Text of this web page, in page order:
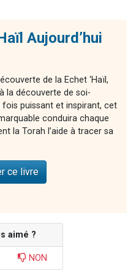
Aujourd’hui
de la Echet ‘Haïl,
la découverte de soi-
fois puissant et inspirant, cet
conduira chaque
la Torah l’aide à tracer sa
ce livre
aimé ?
NON